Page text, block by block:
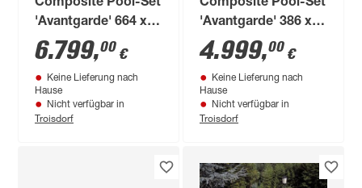
Composite Pool-Set
'Avantgarde' 664 x
386 x 124 cm mit
Sandfilter,
Doppelleiter und
LED-Beleuchtung
6.799,00 €
Keine Lieferung nach
Hause
Nicht verfügbar in
Troisdorf
Composite Pool-Set
'Avantgarde' 386 x
124 x 524 cm mit
Sandfilter und
Trittleiter
4.999,00 €
Keine Lieferung nach
Hause
Nicht verfügbar in
Troisdorf